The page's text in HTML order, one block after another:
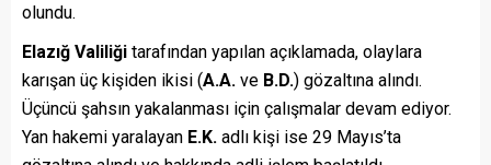
olundu.
Elazığ Valiliği tarafından yapılan açıklamada, olaylara
karışan üç kişiden ikisi (A.A. ve B.D.) gözaltına alındı.
Üçüncü şahsın yakalanması için çalışmalar devam ediyor.
Yan hakemi yaralayan E.K. adlı kişi ise 29 Mayıs’ta